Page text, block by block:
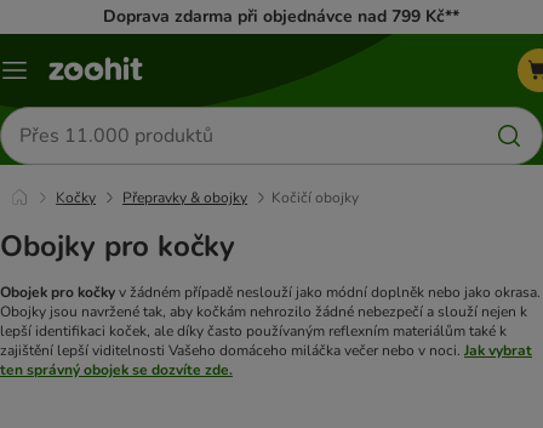
Doprava zdarma při objednávce nad 799 Kč**
Menu
Hledat
produkty
Kočky Přepravky & obojky Kočičí obojky
Obojky pro kočky
Obojek pro kočkyv žádném případě neslouží jako módní doplněk nebo jako okrasa.
Obojky jsou navržené tak, aby kočkám nehrozilo žádné nebezpečí a slouží nejen k
lepší identifikaci koček, ale díky často používaným reflexním materiálům také k
zajištění lepší viditelnosti Vašeho domáceho miláčka večer nebo v noci. Jak vybrat
ten správný obojek se dozvíte zde.